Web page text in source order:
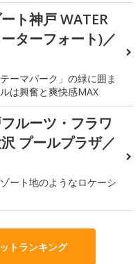
ト神戸 WATER
ターフォート)／
ーマパーク」の緑に囲ま
は興奮と爽快感MAX
ルーツ・フラワ
プールプラザ／
ート地のようなロケーシ
トランキング